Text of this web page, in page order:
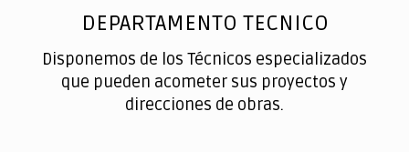
DEPARTAMENTO TECNICO
Disponemos de los Técnicos especializados
que pueden acometer sus proyectos y
direcciones de obras.